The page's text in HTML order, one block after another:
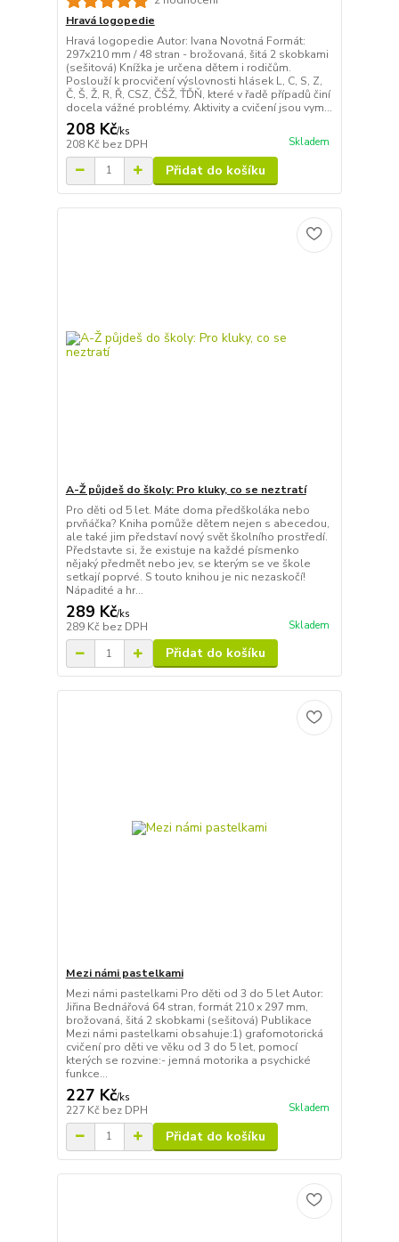
Hravá logopedie
Hravá logopedie Autor: Ivana Novotná Formát:
297x210 mm / 48 stran - brožovaná, šitá 2 skobkami
(sešitová) Knížka je určena dětem i rodičům.
Poslouží k procvičení výslovnosti hlásek L, C, S, Z,
Č, Š, Ž, R, Ř, CSZ, ČŠŽ, ŤĎŇ, které v řadě případů činí
docela vážné problémy. Aktivity a cvičení jsou vym...
208 Kč/ks
208 Kč bez DPH Skladem
Přidat do košíku
A-Ž půjdeš do školy: Pro kluky, co se neztratí
Pro děti od 5 let. Máte doma předškoláka nebo
prvňáčka? Kniha pomůže dětem nejen s abecedou,
ale také jim představí nový svět školního prostředí.
Představte si, že existuje na každé písmenko
nějaký předmět nebo jev, se kterým se ve škole
setkají poprvé. S touto knihou je nic nezaskočí!
Nápadité a hr...
289 Kč/ks
289 Kč bez DPH Skladem
Přidat do košíku
Mezi námi pastelkami
Mezi námi pastelkami Pro děti od 3 do 5 let Autor:
Jiřina Bednářová 64 stran, formát 210 x 297 mm,
brožovaná, šitá 2 skobkami (sešitová) Publikace
Mezi námi pastelkami obsahuje:1) grafomotorická
cvičení pro děti ve věku od 3 do 5 let, pomocí
kterých se rozvine:- jemná motorika a psychické
funkce...
227 Kč/ks
227 Kč bez DPH Skladem
Přidat do košíku